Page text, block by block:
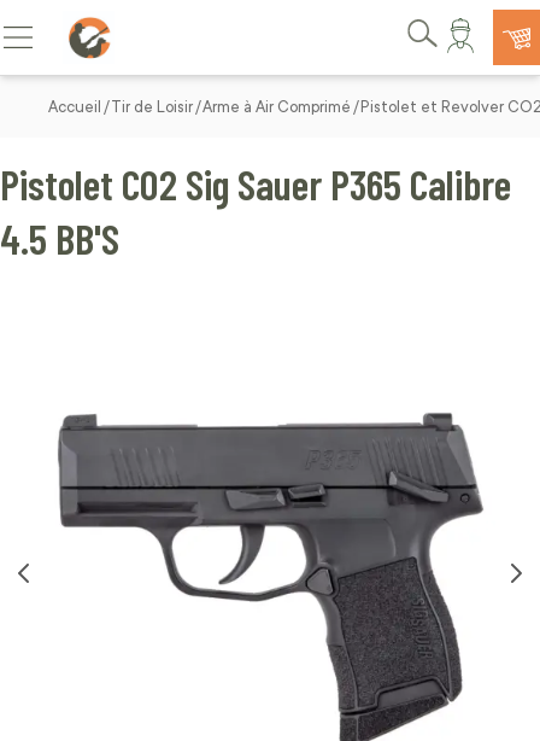
Allez au contenu
Basculer la navigation
Rechercher
Accueil Tir de Loisir Arme à Air Comprimé Pistolet et Revolver
Pistolet CO2 Sig Sauer P365 Calibre
4.5 BB'S